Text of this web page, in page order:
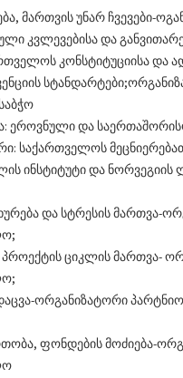
მართვის უნარ ჩვევები-
კვლევებისა და
კონსტიტუციისა და
ეროვნული და
საქართველოს
ინსტიტუტი და
და სტრესის მართვა-
ციკლის მართვა-
ორგანიზატორი
ფონდების მოძიება-